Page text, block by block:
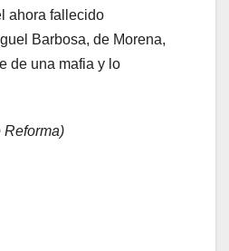
ahora fallecido
Barbosa, de Morena,
de una mafia y lo
Reforma)